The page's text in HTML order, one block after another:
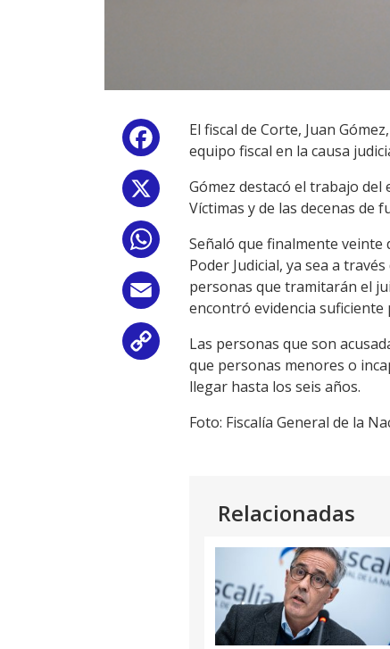
Facebook
WhatsApp
Email
Copy
Link
El fiscal de Corte, Juan
equipo fiscal en la causa
Gómez destacó el trabajo del
Víctimas y de las decenas de
Señaló que finalmente
Poder Judicial, ya sea a
personas que tramitarán el
encontró evidencia
Las personas que son
que personas menores o
llegar hasta los seis años.
Foto: Fiscalía General de la
Relacionadas